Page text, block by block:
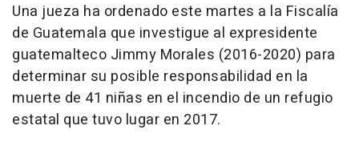
Una jueza ha ordenado este martes a la Fiscalía
de Guatemala que investigue al expresidente
guatemalteco Jimmy Morales (2016-2020) para
determinar su posible responsabilidad en la
muerte de 41 niñas en el incendio de un refugio
estatal que tuvo lugar en 2017.